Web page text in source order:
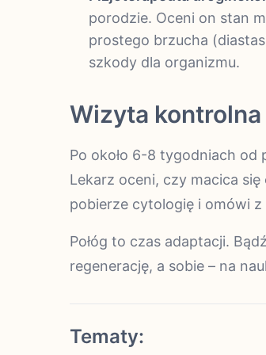
porodzie. Oceni on stan
prostego brzucha
szkody dla organizmu.
Wizyta kontrolna
Po około 6-8 tygodniach
Lekarz oceni, czy macica
pobierze cytologię i omówi
Połóg to czas adaptacji.
regenerację, a sobie – na
Tematy: